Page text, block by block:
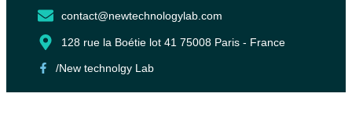
contact@newtechnologylab.com
128 rue la Boétie lot 41 75008 Paris - France
/New technolgy Lab